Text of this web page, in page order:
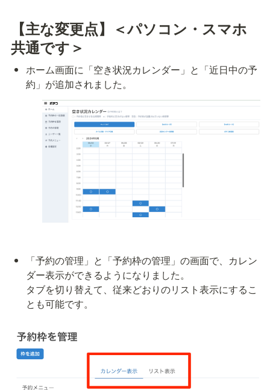
【主な変更点】＜パソコン・スマホ
共通です＞
ホーム画面に「空き状況カレンダー」と「近日中の予
約」が追加されました。
「予約の管理」と「予約枠の管理」の画面で、カレン
ダー表示ができるようになりました。
タブを切り替えて、従来どおりのリスト表示にするこ
とも可能です。